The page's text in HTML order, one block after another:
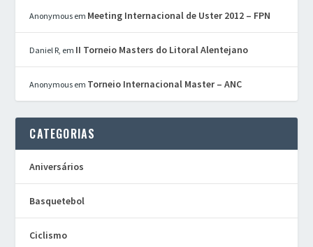
Anonymous em Meeting Internacional de Uster 2012 – FPN
Daniel R, em II Torneio Masters do Litoral Alentejano
Anonymous em Torneio Internacional Master – ANC
CATEGORIAS
Aniversários
Basquetebol
Ciclismo